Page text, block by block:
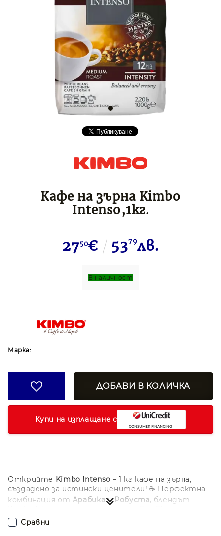
Кафе на зърна Kimbo
Intenso,1кг.
2750€ 5379лв.
В наличност
Открийте Kimbo Intenso – 1 кг кафе на зърна,
създадено за истински ценители! ☕ Перфектна
комбинация от Арабика и Робуста, блендът
Kimbo Intenso предлага интензивен вкус и
наситен аромат, завършващ с дълготраен
послевкус.
Марка:
Купи на изплащане с
Сравни